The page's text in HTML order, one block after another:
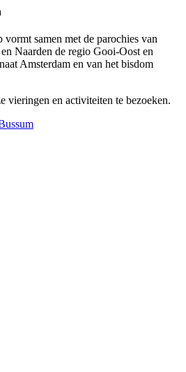
vormt samen met de parochies van
Naarden de regio Gooi-Oost en
Amsterdam en van het bisdom
vieringen en activiteiten te bezoeken.